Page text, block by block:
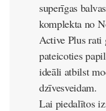
superīgas
komplekta no
Active Plus rati
pateicoties
ideāli atbilst
dzīvesveidam.
Lai piedalītos